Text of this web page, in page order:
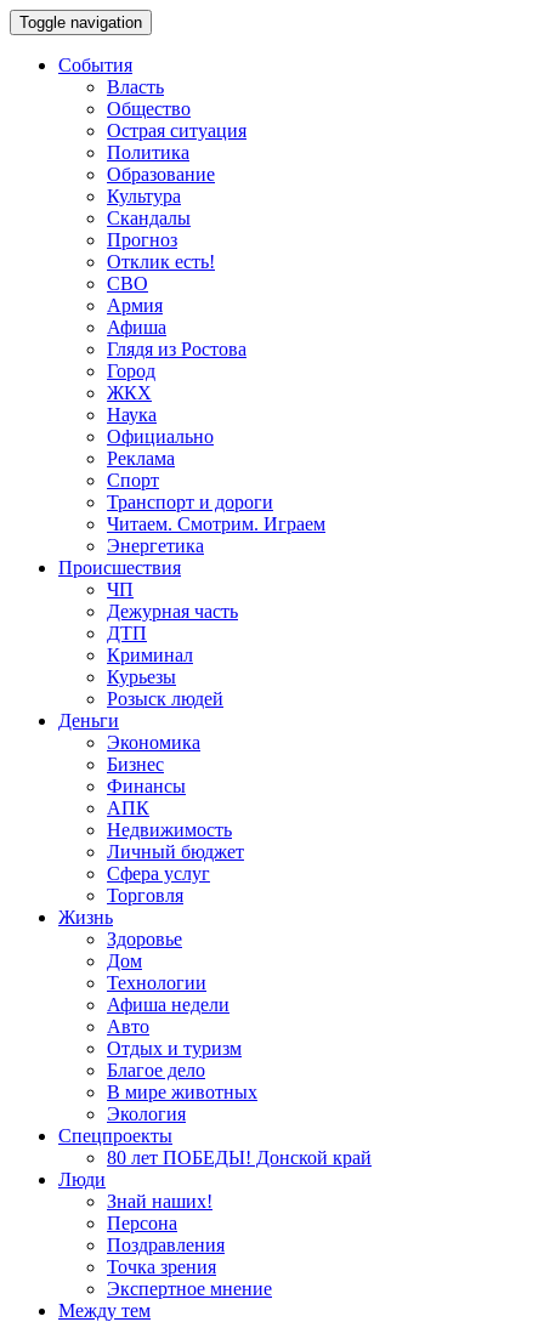
Toggle navigation
События
Власть
Общество
Острая ситуация
Политика
Образование
Культура
Скандалы
Прогноз
Отклик есть!
СВО
Армия
Афиша
Глядя из Ростова
Город
ЖКХ
Наука
Официально
Реклама
Спорт
Транспорт и дороги
Читаем. Смотрим. Играем
Энергетика
Происшествия
ЧП
Дежурная часть
ДТП
Криминал
Курьезы
Розыск людей
Деньги
Экономика
Бизнес
Финансы
АПК
Недвижимость
Личный бюджет
Сфера услуг
Торговля
Жизнь
Здоровье
Дом
Технологии
Афиша недели
Авто
Отдых и туризм
Благое дело
В мире животных
Экология
Спецпроекты
80 лет ПОБЕДЫ! Донской край
Люди
Знай наших!
Персона
Поздравления
Точка зрения
Экспертное мнение
Между тем